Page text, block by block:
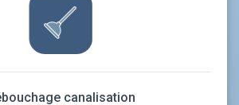
canalisation